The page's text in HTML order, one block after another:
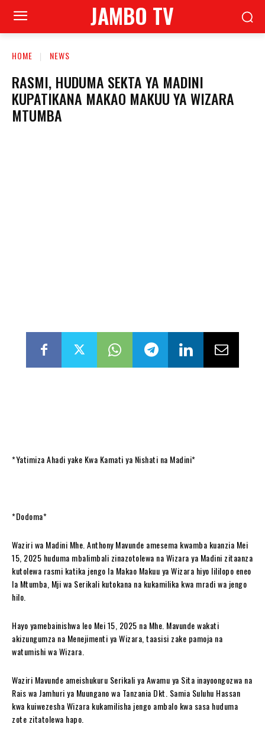
JAMBO TV
HOME NEWS
RASMI, HUDUMA SEKTA YA MADINI
KUPATIKANA MAKAO MAKUU YA WIZARA
MTUMBA
*Yatimiza Ahadi yake Kwa Kamati ya Nishati na Madini*
*Dodoma*
Waziri wa Madini Mhe. Anthony Mavunde amesema kwamba kuanzia Mei
15, 2025 huduma mbalimbali zinazotolewa na Wizara ya Madini zitaanza
kutolewa rasmi katika jengo la Makao Makuu ya Wizara hiyo lililopo eneo
la Mtumba, Mji wa Serikali kutokana na kukamilika kwa mradi wa jengo
hilo.
Hayo yamebainishwa leo Mei 15, 2025 na Mhe. Mavunde wakati
akizungumza na Menejimenti ya Wizara, taasisi zake pamoja na
watumishi wa Wizara.
Waziri Mavunde ameishukuru Serikali ya Awamu ya Sita inayoongozwa na
Rais wa Jamhuri ya Muungano wa Tanzania Dkt. Samia Suluhu Hassan
kwa kuiwezesha Wizara kukamilisha jengo ambalo kwa sasa huduma
zote zitatolewa hapo.